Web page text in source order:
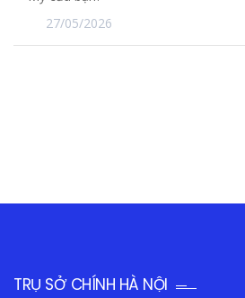
27/05/2026
TRỤ SỞ CHÍNH HÀ NỘI